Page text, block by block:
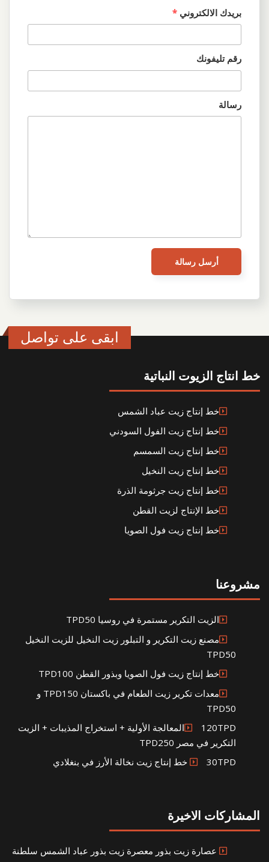
بريدك الالكتروني *
رقم تليفونك
رسالة
ابقى على تواصل
خط انتاج الزيوت النباتية
خط إنتاج زيت عباد الشمس
خط إنتاج زيت الفول السودني
خط إنتاج زيت السمسم
خط إنتاج زيت النخيل
خط إنتاج زيت جرثومة الذرة
خط الإنتاج لزيت القطن
خط إنتاج زيت فول الصويا
مشروعنا
الزيت التكرير مستمرة في روسيا TPD50
مصنع زيت التكرير و التبلور زيت النخيل للزيت النخيل
TPD50
خط إنتاج زيت فول الصويا وبذور القطن TPD100
معدات تكرير زيت الطعام في باكستان TPD150 و
TPD50
120TPDالمعالجة الأولية + استخراج المذيبات + الزيت
التكرير في مصر TPD250
30TPD خط إنتاج زيت نخالة الأرز في بنغلادي
المشاركات الاخيرة
عصارة زيت بذور معصرة زيت بذور عباد الشمس سلطنة